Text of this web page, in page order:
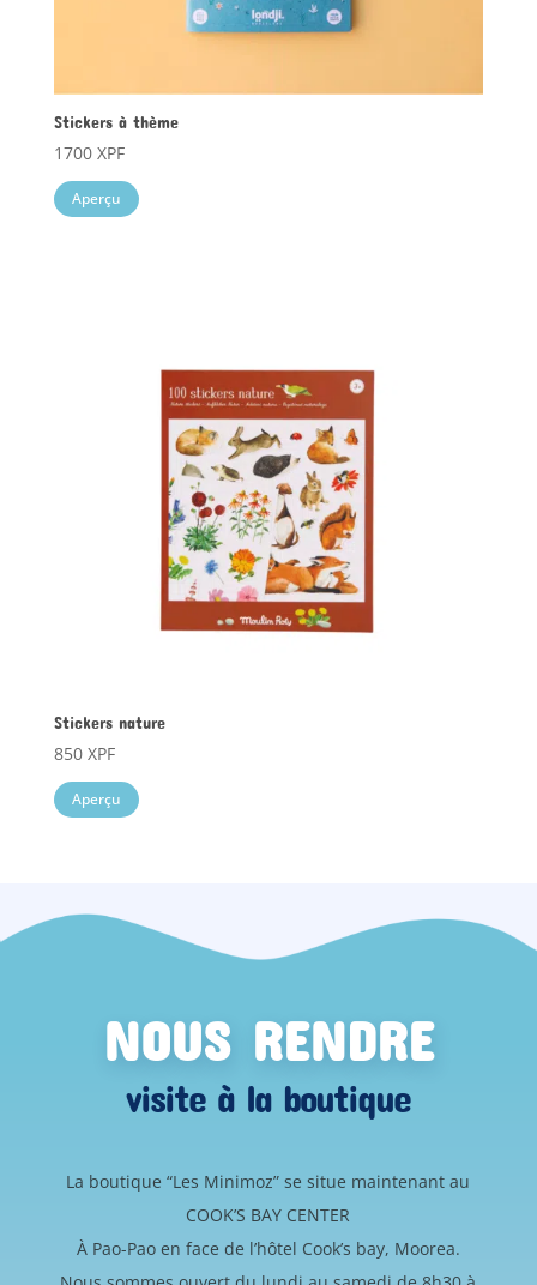
Stickers à thème
1700 XPF
Aperçu
Stickers nature
850 XPF
Aperçu
NOUS RENDRE
visite à la boutique
La boutique “Les Minimoz” se situe maintenant au
COOK’S BAY CENTER
À Pao-Pao en face de l’hôtel Cook’s bay, Moorea.